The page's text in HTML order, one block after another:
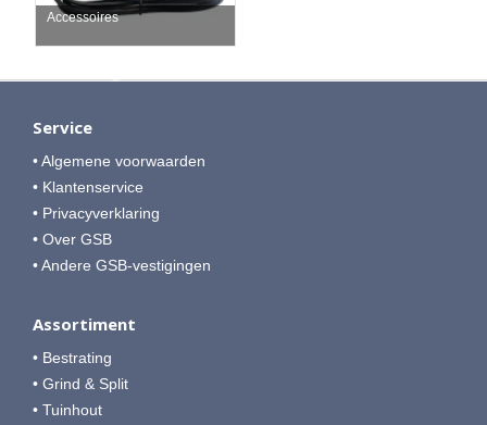
Accessoires
Service
• Algemene voorwaarden
• Klantenservice
• Privacyverklaring
• Over GSB
• Andere GSB-vestigingen
Assortiment
• Bestrating
• Grind & Split
• Tuinhout